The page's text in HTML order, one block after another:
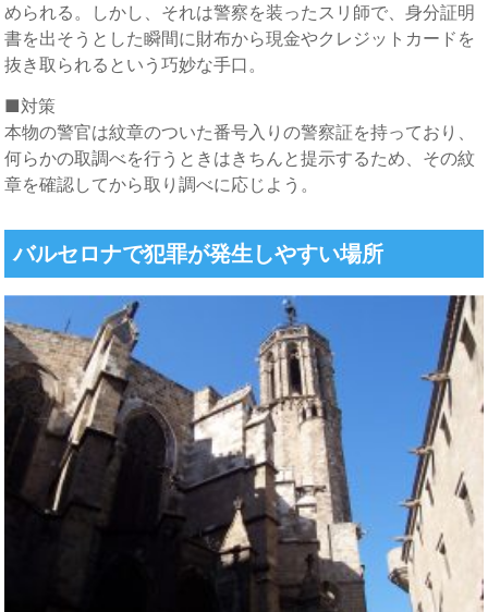
められる。しかし、それは警察を装ったスリ師で、身分証明
書を出そうとした瞬間に財布から現金やクレジットカードを
抜き取られるという巧妙な手口。
■対策
本物の警官は紋章のついた番号入りの警察証を持っており、
何らかの取調べを行うときはきちんと提示するため、その紋
章を確認してから取り調べに応じよう。
バルセロナで犯罪が発生しやすい場所